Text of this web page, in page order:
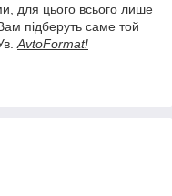
для цього всього лише
підберуть саме той
AvtoFormat!